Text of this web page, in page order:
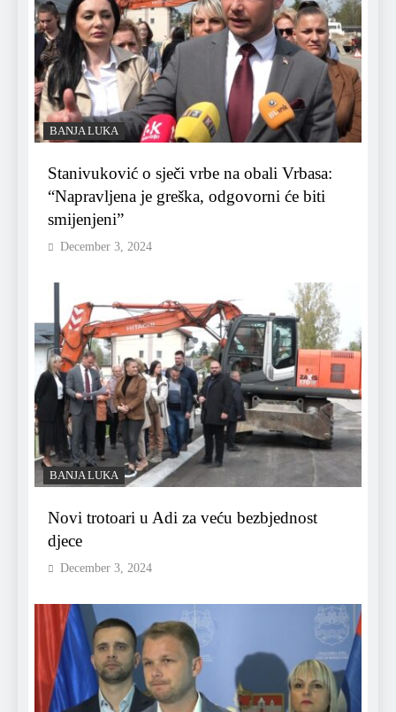
BANJA LUKA
Stanivuković o sječi vrbe na obali Vrbasa:
“Napravljena je greška, odgovorni će biti
smijenjeni”
December 3, 2024
BANJA LUKA
Novi trotoari u Adi za veću bezbjednost
djece
December 3, 2024